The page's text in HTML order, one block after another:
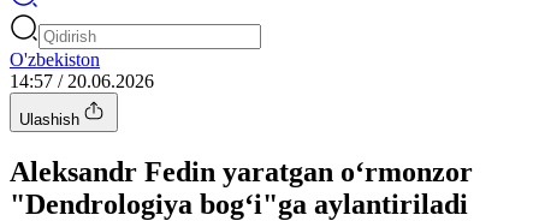
O'zbekiston
14:57 / 20.06.2026
Ulashish
Aleksandr Fedin yaratgan o‘rmonzor
"Dendrologiya bog‘i"ga aylantiriladi